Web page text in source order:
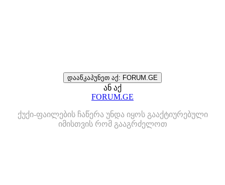
დააწკაპუნეთ აქ: FORUM.GE
ან აქ
FORUM.GE
ქუქი-ფაილების ჩაწერა უნდა იყოს გააქტიურებული
იმისთვის რომ გააგრძელოთ